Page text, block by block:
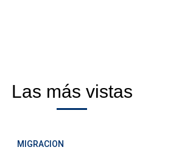
Las más vistas
MIGRACION